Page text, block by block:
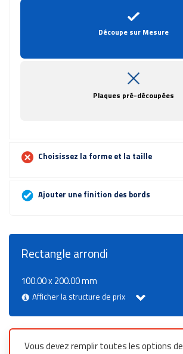
Découpe sur Mesure
Plaques pré-découpées
Choisissez la forme et la taille
Ajouter une finition des bords
Rectangle arrondi
100.00 x 200.00 mm
Afficher la structure de prix
Vous devez remplir toutes les options de